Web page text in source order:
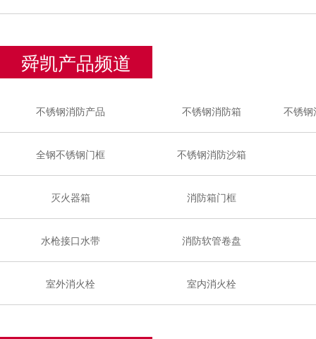
舜凯产品频道
不锈钢消防产品 不锈钢消防箱 不锈钢
全钢不锈钢门框 不锈钢消防沙箱
灭火器箱 消防箱门框
水枪接口水带 消防软管卷盘
室外消火栓 室内消火栓